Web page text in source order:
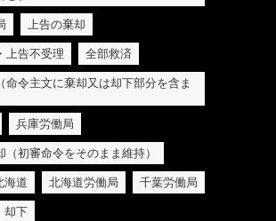
上告の棄却
上告不受理 全部救済
命令主文に棄却又は却下部分を含ま
兵庫労働局
（初審命令をそのまま維持）
海道 北海道労働局 千葉労働局
却下